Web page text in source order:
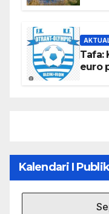
Tafa:
euro
Kalendari I